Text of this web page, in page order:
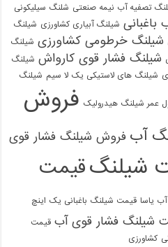
تصفیه آب نیمه صنعتی شلنگ سیلیکونی
باغبانی شیلنگ آبیاری کشاورزی شیلنگ
شیلنگ خرطومی کشاورزی شیلنگ
شیلنگ فشار قوی کارواش شیلنگ
شیلنگ های لاستیکی یک لا سیم شیلنگ
عمر شیلنگ هیدرولیک فروش
آب فروش شیلنگ فشار قوی
شیلنگقیمت
یاسا قیمت شیلنگ باغبانی یک اینچ
شیلنگ فشار قوی آب قیمت
کشاورزی